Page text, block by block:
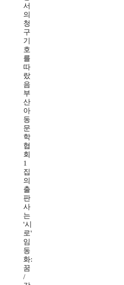
서
의
청
구
기
호
를
따
랐
음
부
산
아
동
문
학
협
회
1
집
의
출
판
사
는
'시
로'
임
동
화:
꿈
/